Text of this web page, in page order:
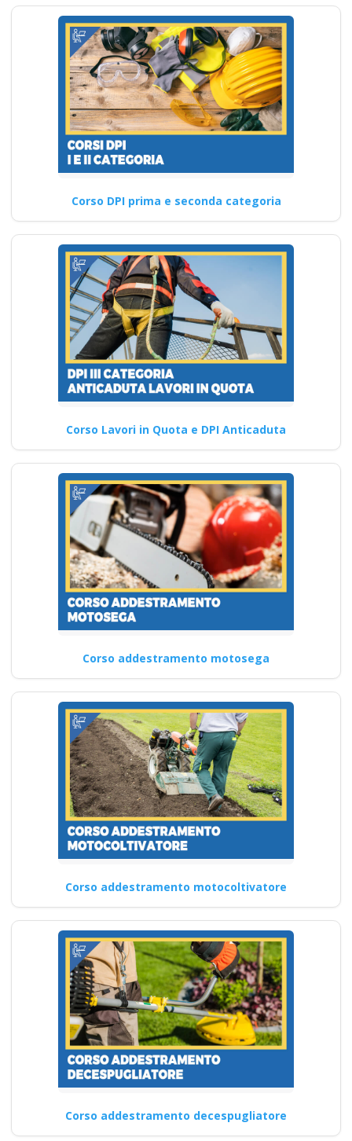
Corso DPI prima e seconda categoria
Corso Lavori in Quota e DPI Anticaduta
Corso addestramento motosega
Corso addestramento motocoltivatore
Corso addestramento decespugliatore